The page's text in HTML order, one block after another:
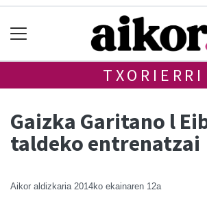
TXORIERRI
Gaizka Garitano l
taldeko entrenatzai
Aikor aldizkaria 2014ko ekainaren 12a